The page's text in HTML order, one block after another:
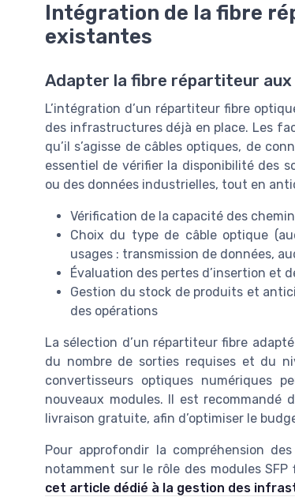
Intégration de la fibre
existantes
Adapter la fibre répartiteur
L’intégration d’un répartiteur fibre
des infrastructures déjà en place. Les
qu’il s’agisse de câbles optiques, de
essentiel de vérifier la disponibilité des
ou des données industrielles, tout en
Vérification de la capacité des
Choix du type de câble optique
usages : transmission de données,
Évaluation des pertes d’insertion et
Gestion du stock de produits et
des opérations
La sélection d’un répartiteur fibre
du nombre de sorties requises et du
convertisseurs optiques numériques
nouveaux modules. Il est
livraison gratuite, afin d’optimiser le
Pour approfondir la compréhension
notamment sur le rôle des modules
cet article dédié à la gestion des